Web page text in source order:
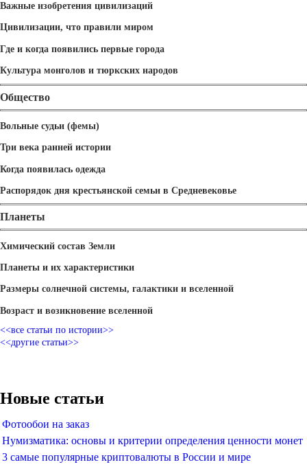
Важные изобретения цивилизаций
Цивилизации, что правили миром
Где и когда появились первые города
Культура монголов и тюркских народов
Общество
Вольные судьи (фемы)
Три века ранней истории
Когда появилась одежда
Распорядок дня крестьянской семьи в Средневековье
Планеты
Химический состав Земли
Планеты и их характеристики
Размеры солнечной системы, галактики и вселенной
Возраст и возикновение вселенной
<<все статьи по истории>>
<<другие статьи>>
Новые статьи
Фотообои на заказ
Нумизматика: основы и критерии определения ценности монет
3 самые популярные криптовалюты в России и мире